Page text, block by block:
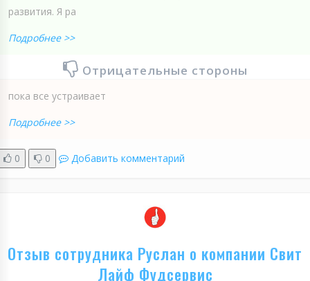
развития. Я ра
Подробнее >>
Отрицательные стороны
пока все устраивает
Подробнее >>
0 0 Добавить комментарий
Отзыв сотрудника Руслан о компании Свит
Лайф Фудсервис